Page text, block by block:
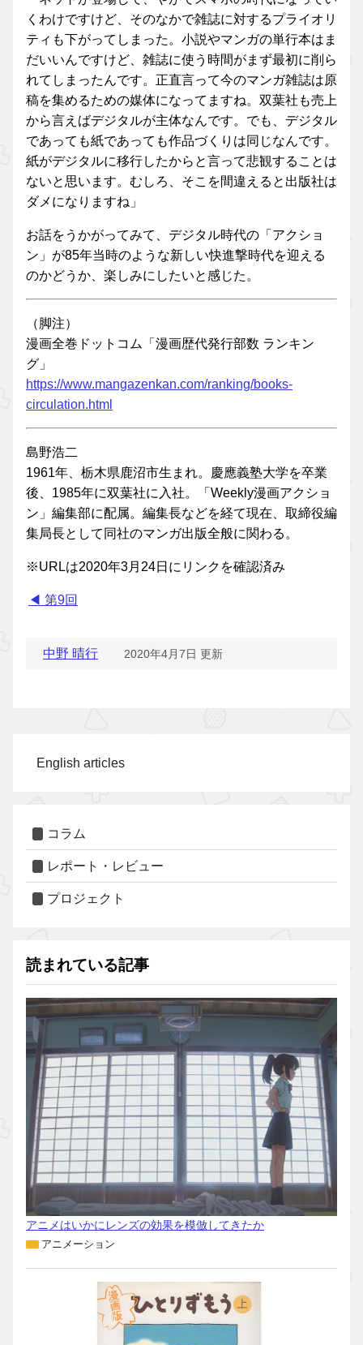
くわけですけど、そのなかで雑誌に対するプライオリ
ティも下がってしまった。小説やマンガの単行本はま
だいいんですけど、雑誌に使う時間がまず最初に削ら
れてしまったんです。正直言って今のマンガ雑誌は原
稿を集めるための媒体になってますね。双葉社も売上
から言えばデジタルが主体なんです。でも、デジタル
であっても紙であっても作品づくりは同じなんです。
紙がデジタルに移行したからと言って悲観することは
ないと思います。むしろ、そこを間違えると出版社は
ダメになりますね」
お話をうかがってみて、デジタル時代の「アクショ
ン」が85年当時のような新しい快進撃時代を迎える
のかどうか、楽しみにしたいと感じた。
（脚注）
漫画全巻ドットコム「漫画歴代発行部数 ランキン
グ」
https://www.mangazenkan.com/ranking/books-
circulation.html
島野浩二
1961年、栃木県鹿沼市生まれ。慶應義塾大学を卒業
後、1985年に双葉社に入社。「Weekly漫画アクショ
ン」編集部に配属。編集長などを経て現在、取締役編
集局長として同社のマンガ出版全般に関わる。
※URLは2020年3月24日にリンクを確認済み
◀ 第9回
中野 晴行 2020年4月7日 更新
English articles
コラム
レポート・レビュー
プロジェクト
読まれている記事
アニメはいかにレンズの効果を模倣してきたか
アニメーション